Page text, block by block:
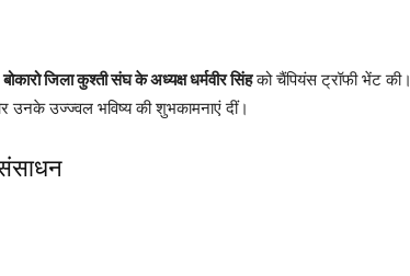
बोकारो जिला कुश्ती संघ के अध्यक्ष धर्मवीर सिंहको चैंपियंस ट्रॉफी भेंट की।
उनके उज्ज्वल भविष्य की शुभकामनाएं दीं।
संसाधन